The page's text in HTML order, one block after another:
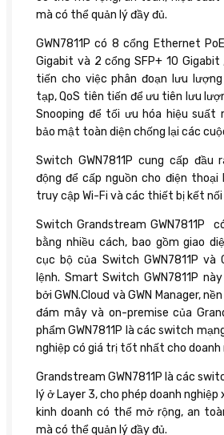
mà có thể quản lý đầy đủ.
GWN7811P có 8 cổng Ethernet
Gigabit và 2 cổng SFP+ 10
tiến cho việc phân đoạn lưu
tạp, QoS tiên tiến để ưu tiên lưu
Snooping để tối ưu hóa hiệu suất
bảo mật toàn diện chống lại các
Switch GWN7811P cung cấp đầu
động để cấp nguồn cho điện thoại
truy cập Wi-Fi và các thiết bị kết nối
Switch Grandstream GWN7811P
bằng nhiều cách, bao gồm giao
cục bộ của Switch GWN7811P và
lệnh. Smart Switch GWN7811P
bởi GWN.Cloud và GWN Manager,
đám mây và on-premise của
phẩm GWN7811P là các switch
nghiệp có giá trị tốt nhất cho doanh
Grandstream GWN7811P là các
lý ở Layer 3, cho phép doanh
kinh doanh có thể mở rộng, an
mà có thể quản lý đầy đủ.